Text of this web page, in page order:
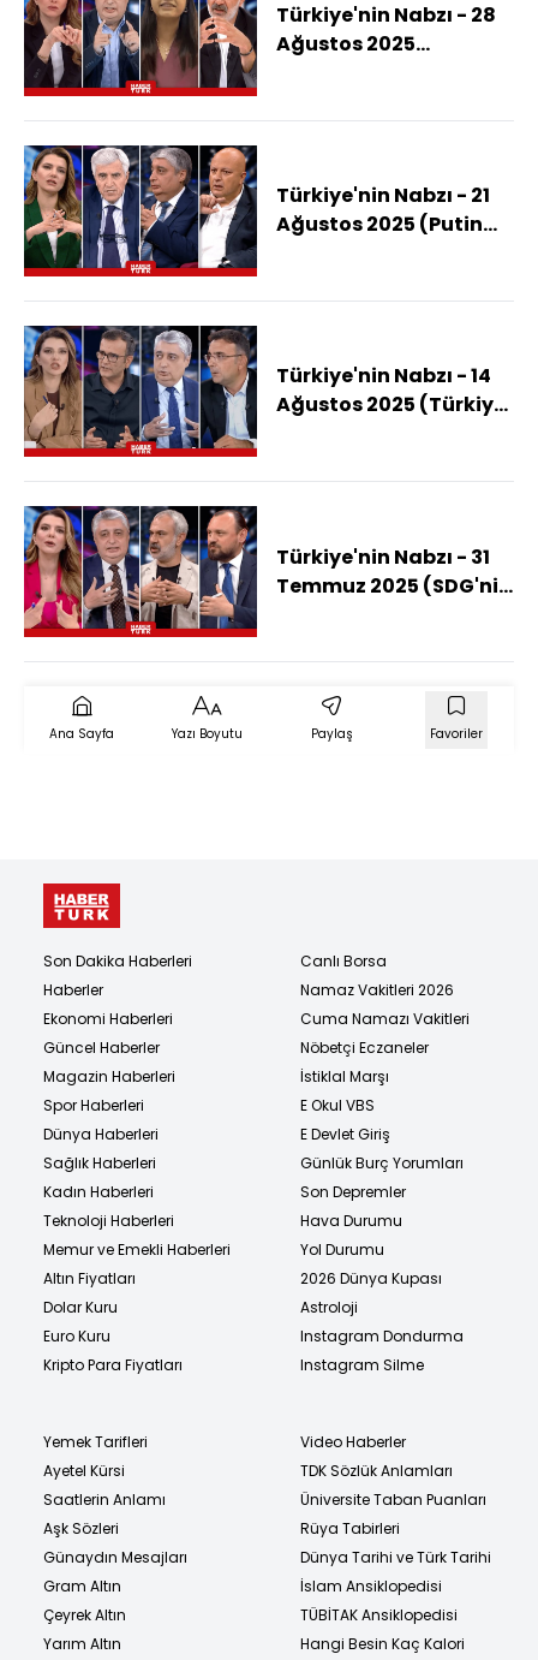
Türkiye'nin Nabzı - 28
Ağustos 2025
Suriye Tümseği Mi
Türkiye'nin Nabzı - 21
Ağustos 2025 (Putin
Mi?)
Türkiye'nin Nabzı - 14
Ağustos 2025 (Türkiye
Türkiye'nin Nabzı - 31
Temmuz 2025 (SDG'nin
Ana Sayfa Yazı Boyutu Paylaş Favoriler
Son Dakika Haberleri
Haberler
Ekonomi Haberleri
Güncel Haberler
Magazin Haberleri
Spor Haberleri
Dünya Haberleri
Sağlık Haberleri
Kadın Haberleri
Teknoloji Haberleri
Memur ve Emekli Haberleri
Altın Fiyatları
Dolar Kuru
Euro Kuru
Kripto Para Fiyatları
Canlı Borsa
Namaz Vakitleri 2026
Cuma Namazı Vakitleri
Nöbetçi Eczaneler
İstiklal Marşı
E Okul VBS
E Devlet Giriş
Günlük Burç Yorumları
Son Depremler
Hava Durumu
Yol Durumu
2026 Dünya Kupası
Astroloji
Instagram Dondurma
Instagram Silme
Yemek Tarifleri
Ayetel Kürsi
Saatlerin Anlamı
Aşk Sözleri
Günaydın Mesajları
Gram Altın
Çeyrek Altın
Yarım Altın
Video Haberler
TDK Sözlük Anlamları
Üniversite Taban Puanları
Rüya Tabirleri
Dünya Tarihi ve Türk Tarihi
İslam Ansiklopedisi
TÜBİTAK Ansiklopedisi
Hangi Besin Kaç Kalori